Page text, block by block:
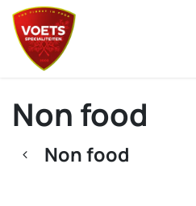
Overslaan naar inhoud
Non food
Non food